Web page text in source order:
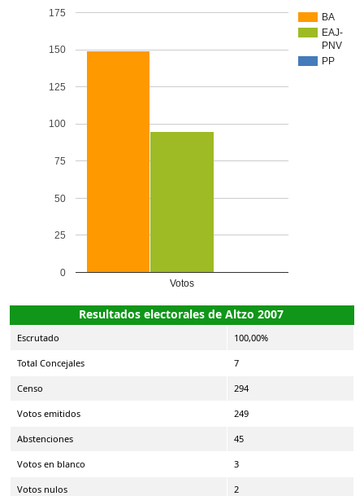
BA
EAJ-
PNV
PP
Votos
0
25
50
75
100
125
150
175
Resultados electorales de Altzo 2007
Escrutado 100,00%
Total Concejales 7
Censo 294
Votos emitidos 249
Abstenciones 45
Votos en blanco 3
Votos nulos 2